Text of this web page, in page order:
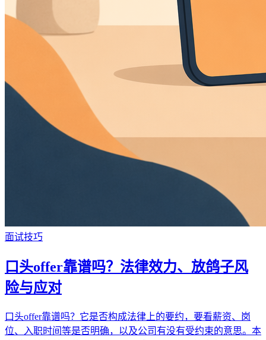
面试技巧
口头offer靠谱吗？法律效力、放鸽子风
险与应对
口头offer靠谱吗？它是否构成法律上的要约，要看薪资、岗
位、入职时间等是否明确，以及公司有没有受约束的意思。本